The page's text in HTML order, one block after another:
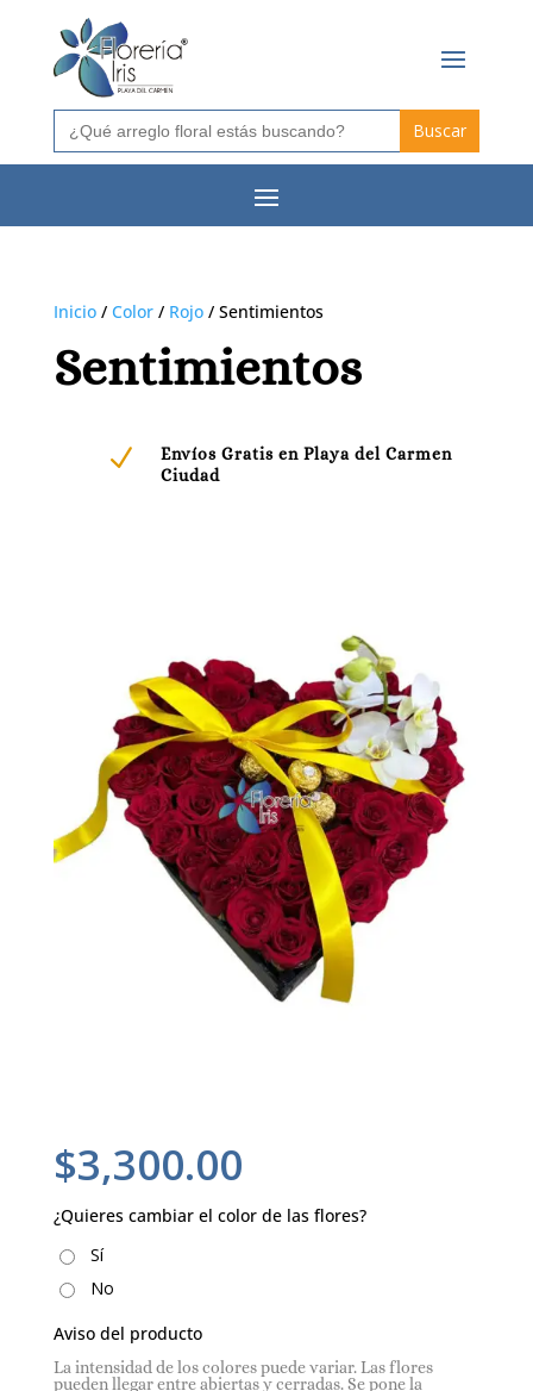
Buscar:
Inicio/ Color/ Rojo/ Sentimientos
Sentimientos
N
Envíos Gratis en Playa del Carmen
Ciudad
$3,300.00
¿Quieres cambiar el color de las flores?
Sí
No
Aviso del producto
La intensidad de los colores puede variar. Las flores
pueden llegar entre abiertas y cerradas. Se pone la